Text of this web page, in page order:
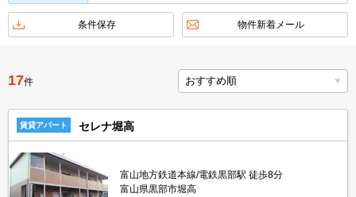
不動産会社から
条件保存 物件新着メール
17件
賃貸アパート セレナ堀高
富山地方鉄道本線/電鉄黒部駅 徒歩8分
富山県黒部市堀高